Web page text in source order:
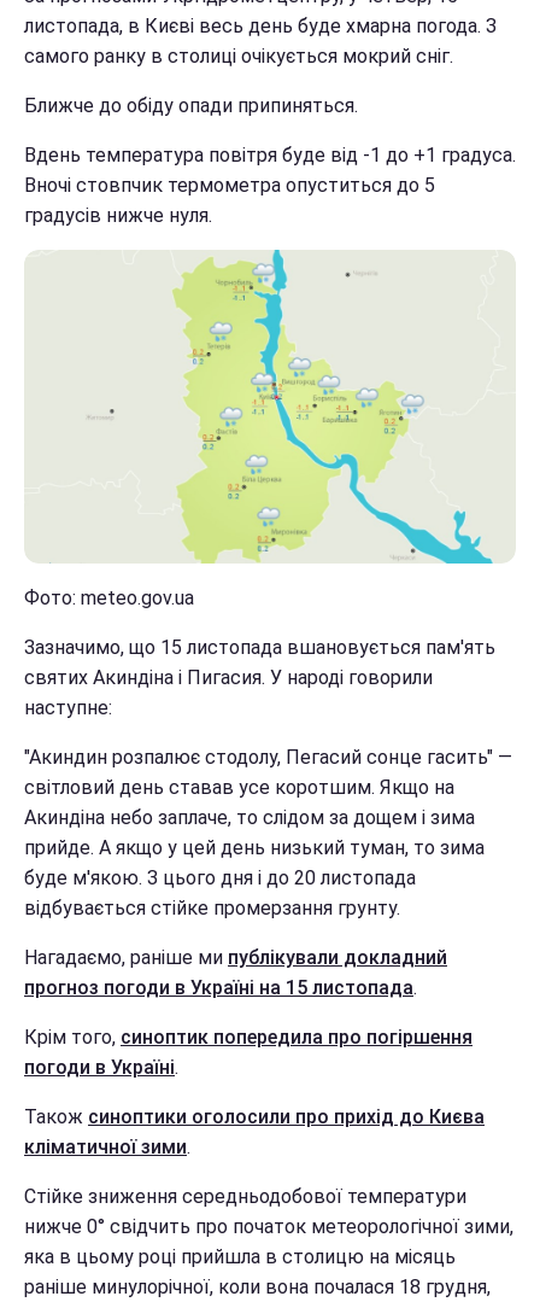
листопада, в Києві весь день буде хмарна погода. З
самого ранку в столиці очікується мокрий сніг.
Ближче до обіду опади припиняться.
Вдень температура повітря буде від -1 до +1 градуса.
Вночі стовпчик термометра опуститься до 5
градусів нижче нуля.
Фото: meteo.gov.ua
Зазначимо, що 15 листопада вшановується пам'ять
святих Акиндіна і Пигасия. У народі говорили
наступне:
"Акиндин розпалює стодолу, Пегасий сонце гасить" —
світловий день ставав усе коротшим. Якщо на
Акиндіна небо заплаче, то слідом за дощем і зима
прийде. А якщо у цей день низький туман, то зима
буде м'якою. З цього дня і до 20 листопада
відбувається стійке промерзання грунту.
Нагадаємо, раніше ми публікували докладний
прогноз погоди в Україні на 15 листопада.
Крім того, синоптик попередила про погіршення
погоди в Україні.
Також синоптики оголосили про прихід до Києва
кліматичної зими.
Стійке зниження середньодобової температури
нижче 0° свідчить про початок метеорологічної зими,
яка в цьому році прийшла в столицю на місяць
раніше минулорічної, коли вона почалася 18 грудня,